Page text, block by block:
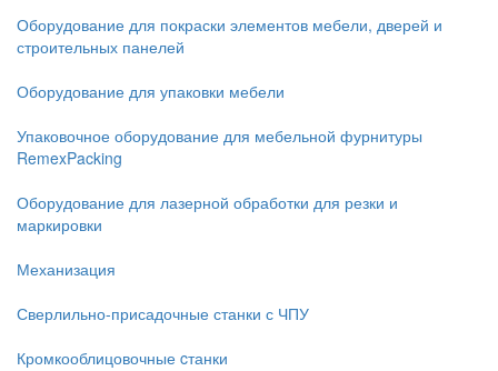
Оборудование для покраски элементов мебели, дверей и
строительных панелей
Оборудование для упаковки мебели
Упаковочное оборудование для мебельной фурнитуры
RemexPacking
Оборудование для лазерной обработки для резки и
маркировки
Механизация
Сверлильно-присадочные станки с ЧПУ
Кромкооблицовочные cтанки